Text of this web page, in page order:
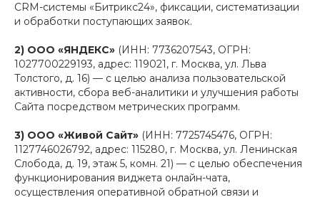
CRM-системы «Битрикс24», фиксации, систематизации
и обработки поступающих заявок.
2) ООО «ЯНДЕКС» (ИНН: 7736207543, ОГРН:
1027700229193, адрес: 119021, г. Москва, ул. Льва
Толстого, д. 16) — с целью анализа пользовательской
активности, сбора веб-аналитики и улучшения работы
Сайта посредством метрических программ.
3) ООО «Живой Сайт» (ИНН: 7725745476, ОГРН:
1127746026792, адрес: 115280, г. Москва, ул. Ленинская
Слобода, д. 19, этаж 5, комн. 21) — с целью обеспечения
функционирования виджета онлайн-чата,
осуществления оперативной обратной связи и